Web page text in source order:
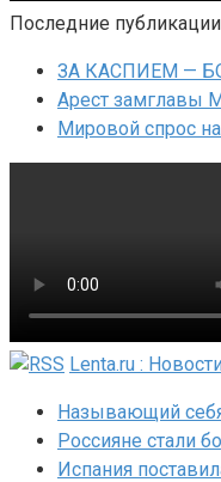
Последние публикации
ЗА КАСПИЕМ —
Арест замглавы
Мировой спрос
Lenta.ru :
Называющий себя
Россияне стали
Испания